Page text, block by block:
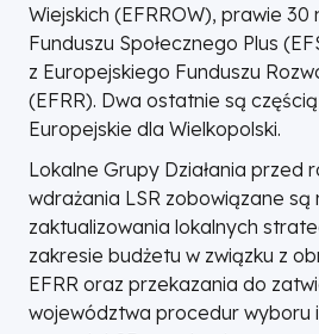
Wiejskich (EFRROW), prawie 30
Funduszu Społecznego Plus
z Europejskiego Funduszu
(EFRR). Dwa ostatnie są
Europejskie dla Wielkopolski.
Lokalne Grupy Działania przed
wdrażania LSR zobowiązane są
zaktualizowania lokalnych
zakresie budżetu w związku z
EFRR oraz przekazania do
województwa procedur wyboru